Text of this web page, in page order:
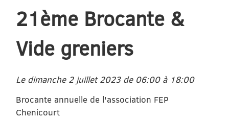
21ème Brocante &
Vide greniers
Le dimanche 2 juillet 2023 de 06:00 à 18:00
Brocante annuelle de l'association FEP
Chenicourt